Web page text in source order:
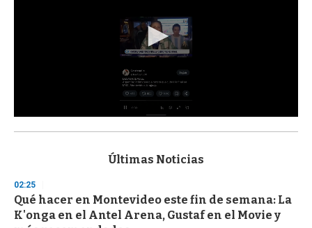
s
d
s
o
f
Últimas Noticias
02:25
Qué hacer en Montevideo este fin de semana: La
K'onga en el Antel Arena, Gustaf en el Movie y